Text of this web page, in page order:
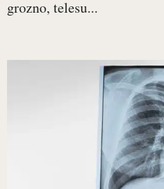
grozno, telesu...